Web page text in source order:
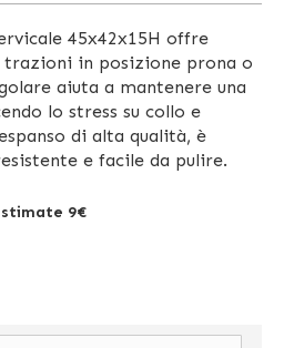
45x42x15H offre
in posizione prona o
aiuta a mantenere una
lo stress su collo e
di alta qualità, è
e facile da pulire.
stimate 9€